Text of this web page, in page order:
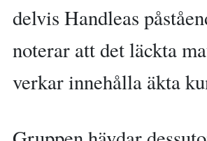
delvis Handleas
noterar att det läckta
verkar innehålla äkta